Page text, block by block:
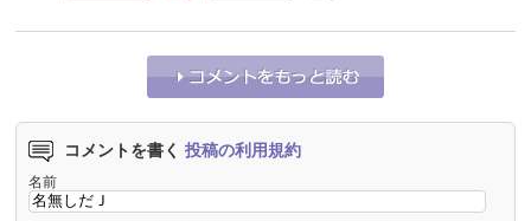
コメントを書く 投稿の利用規約
名前